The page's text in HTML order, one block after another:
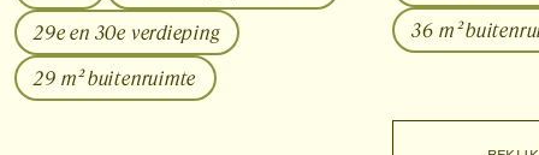
29e en 30e verdieping
29 m² buitenruimte
36 m²